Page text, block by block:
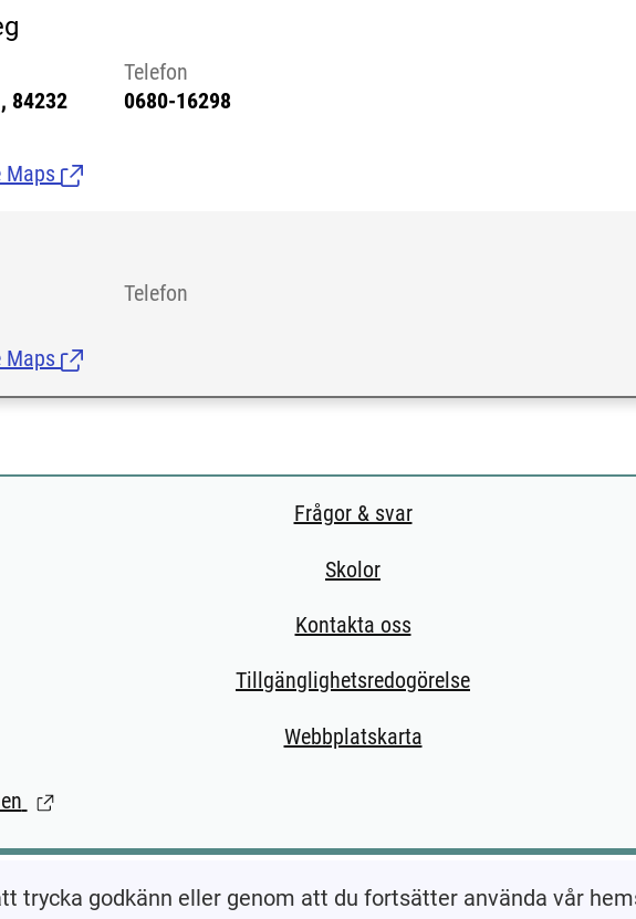
84232
Maps(Länk till extern sida.)
Telefon
0680-16298
Maps(Länk till extern sida.)
Telefon
Frågor & svar
Skolor
Kontakta oss
Tillgänglighetsredogörelse
Webbplatskarta
(Länk till extern sida.)
trycka godkänn eller genom att du fortsätter använda vår